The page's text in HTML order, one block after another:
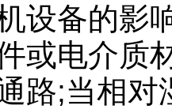
设备的影
或电介质
路;当相